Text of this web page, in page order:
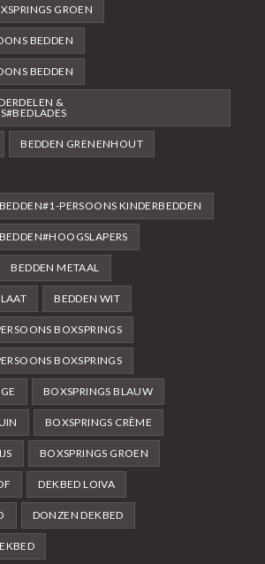
GROEN
BEDDEN
BEDDEN
&
BEDDEN GRENENHOUT
PERSOONS KINDERBEDDEN
BEDDEN METAAL
BEDDEN WIT
BOXSPRINGS
BOXSPRINGS
BOXSPRINGS BLAUW
BOXSPRINGS CRÈME
BOXSPRINGS GROEN
DEKBED LOIVA
DONZEN DEKBED